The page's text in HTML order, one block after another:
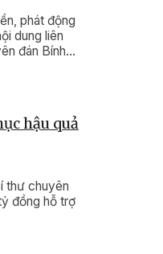
phát động
dung liên
đán Bính
hậu quả
thư chuyên
đồng hỗ trợ